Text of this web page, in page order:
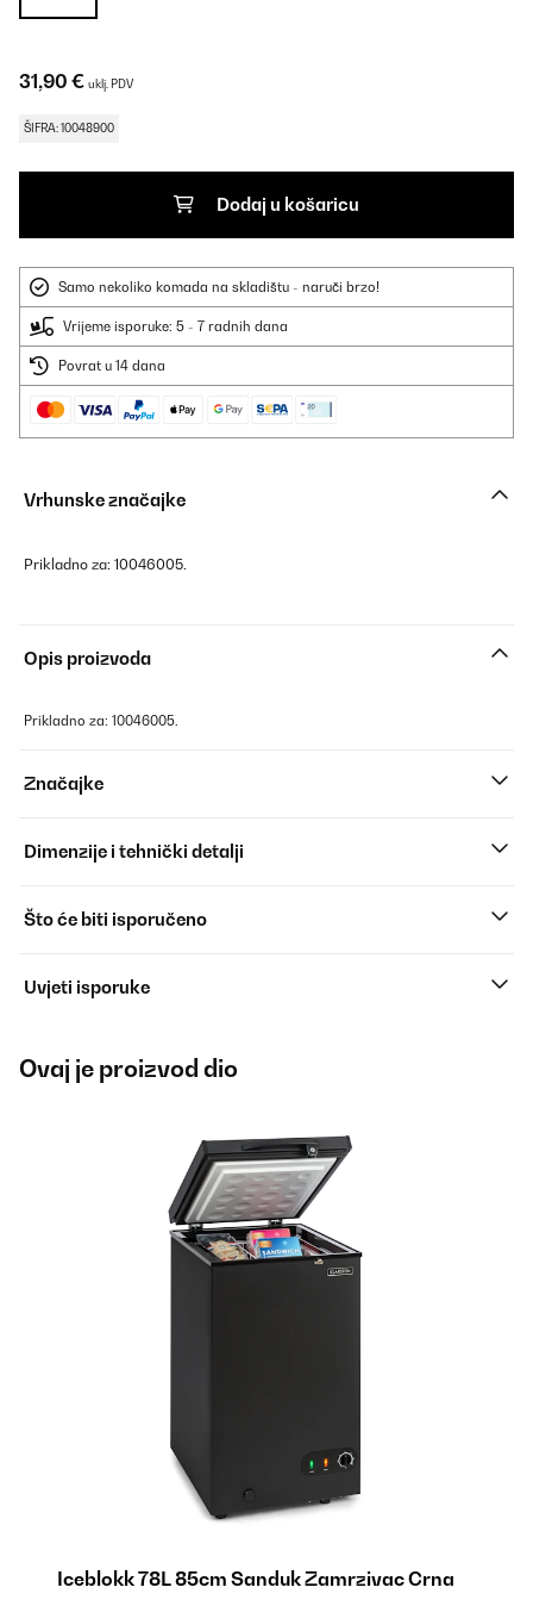
31,90 € uklj. PDV
ŠIFRA: 10048900
Dodaj u košaricu
Samo nekoliko komada na skladištu - naruči brzo!
Vrijeme isporuke: 5 - 7 radnih dana
Povrat u 14 dana
Vrhunske značajke
Prikladno za: 10046005.
Opis proizvoda
Prikladno za: 10046005.
Značajke
Dimenzije i tehnički detalji
Što će biti isporučeno
Uvjeti isporuke
Ovaj je proizvod dio
Iceblokk 78L 85cm Sanduk Zamrzivac Crna